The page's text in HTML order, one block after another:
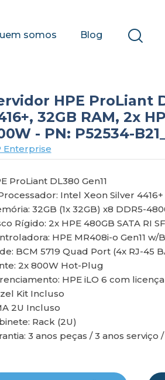
somos Blog
HPE ProLiant
32GB RAM, 2x
- PN: P52534-
Enterprise
ProLiant DL380 Gen11
Intel Xeon Silver
32GB (1x 32GB) x8 DDR5-
Rígido: 2x HPE 480GB SATA RI
HPE MR408i-o Gen11 w/
BCM 5719 Quad Port (4x RJ-45
2x 800W Hot-Plug
HPE iLO 6 com
Kit Incluso
2U Incluso
Rack (2U)
3 anos peças / 3 anos serviço